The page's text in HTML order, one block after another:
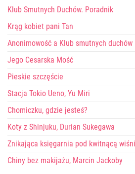
Klub Smutnych Duchów. Poradnik
Krąg kobiet pani Tan
Anonimowość a Klub smutnych duchów
Jego Cesarska Mość
Pieskie szczęście
Stacja Tokio Ueno, Yu Miri
Chomiczku, gdzie jesteś?
Koty z Shinjuku, Durian Sukegawa
Znikająca księgarnia pod kwitnącą
Chiny bez makijażu, Marcin Jackoby